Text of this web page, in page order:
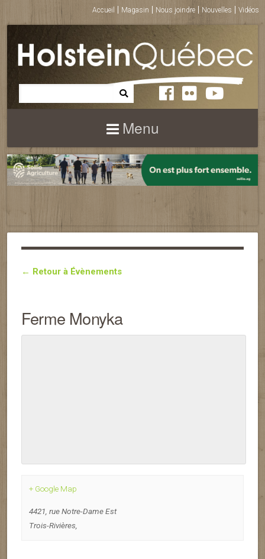
Accueil Magasin Nous joindre Nouvelles Vidéos
Menu
← Retour à Évènements
Ferme Monyka
+ Google Map
4421, rue Notre-Dame Est
Trois-Rivières